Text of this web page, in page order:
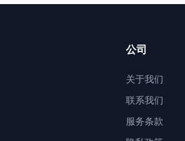
公司
关于我们
联系我们
服务条款